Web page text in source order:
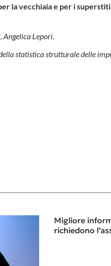
la vecchiaia e per i superstiti
Angelica Lepori.
statistica strutturale delle
Migliore
richiedono